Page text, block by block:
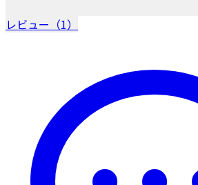
レビュー（1）